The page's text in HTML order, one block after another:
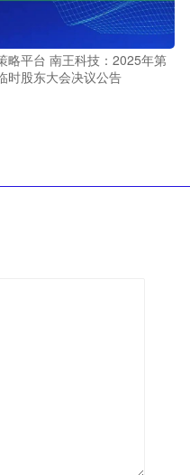
略平台 南王科技：2025年第
时股东大会决议公告